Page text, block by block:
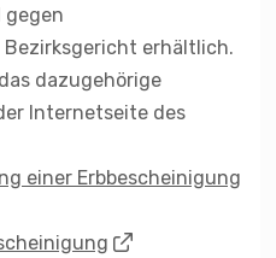
gegen
erhältlich.
dazugehörige
Internetseite des
einer Erbbescheinigung